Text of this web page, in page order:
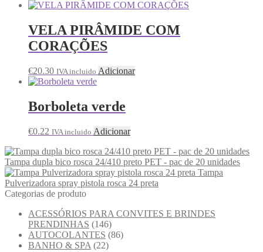
VELA PIRÂMIDE COM
CORAÇÕES
€20.30 IVA incluido Adicionar
Borboleta verde
€0.22 IVA incluido Adicionar
Tampa dupla bico rosca 24/410 preto PET - pac de 20 unidades
Tampa
Pulverizadora spray pistola rosca 24 preta
Categorias de produto
ACESSÓRIOS PARA CONVITES E BRINDES
PRENDINHAS (146)
AUTOCOLANTES (86)
BANHO & SPA (22)